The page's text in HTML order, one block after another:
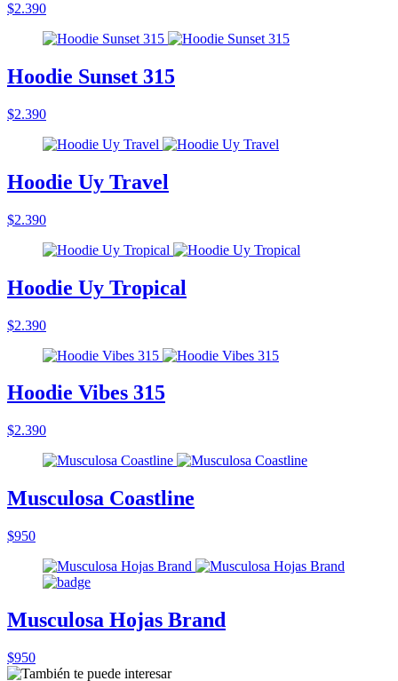
$2.390
Hoodie Sunset 315
$2.390
Hoodie Uy Travel
$2.390
Hoodie Uy Tropical
$2.390
Hoodie Vibes 315
$2.390
Musculosa Coastline
$950
Musculosa Hojas Brand
$950